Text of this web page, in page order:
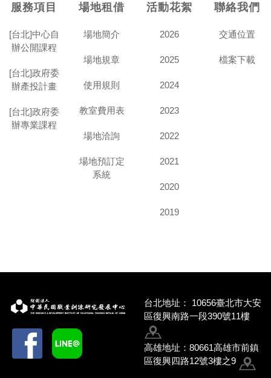
服務項目
[台北]中心自
辦公開課程
[台北]政府委
辦產投計畫
[台北]政府委
辦專業課程
場地租借
場地簡介
場地規章
使用規則
教室費用表
場地洽詢
場地預訂定
系統
活動花絮
2026
2025
2024
2023
2022
2021
2020
2019
聯絡我們
交通位置
檔案下載
台北地址：
10656臺北市大安
區復興南路一段390號11樓
高雄地址：80661高雄市前鎮
區復興四路12號3樓之9